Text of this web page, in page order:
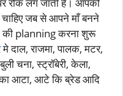
जब से आपने माँ बनने
की planning करना शुरू
मे दाल, राजमा, पालक, मटर,
चना, स्ट्रॉबेरी, केला,
आटा, आटे कि ब्रेड आदि